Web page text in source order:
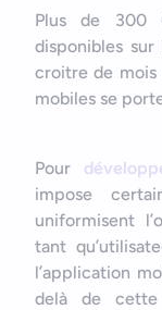
Le
Application
Blog
Outils et
Plus de 300
disponibles
croitre de mois
mobiles se
Pour
impose
uniformisent
tant
l’application
delà de cette